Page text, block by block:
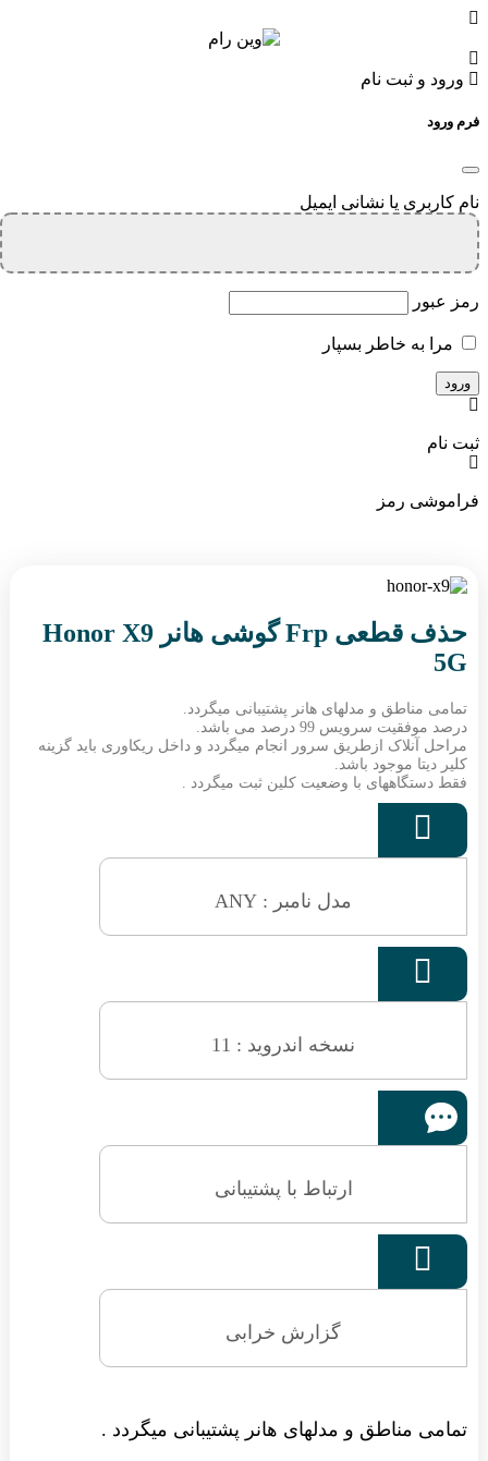
ورود و ثبت نام
فرم ورود
نام کاربری یا نشانی ایمیل
رمز عبور
مرا به خاطر بسپار
ثبت نام
فراموشی رمز
حذف قطعی Frp گوشی هانر Honor X9
5G
تمامی مناطق و مدلهای هانر پشتیبانی میگردد.
درصد موفقیت سرویس 99 درصد می باشد.
مراحل آنلاک ازطریق سرور انجام میگردد و داخل ریکاوری باید گزینه
کلیر دیتا موجود باشد.
فقط دستگاههای با وضعیت کلین ثبت میگردد .

مدل نامبر : ANY

نسخه اندروید : 11
ارتباط با پشتیبانی

گزارش خرابی
تمامی مناطق و مدلهای هانر پشتیبانی میگردد .